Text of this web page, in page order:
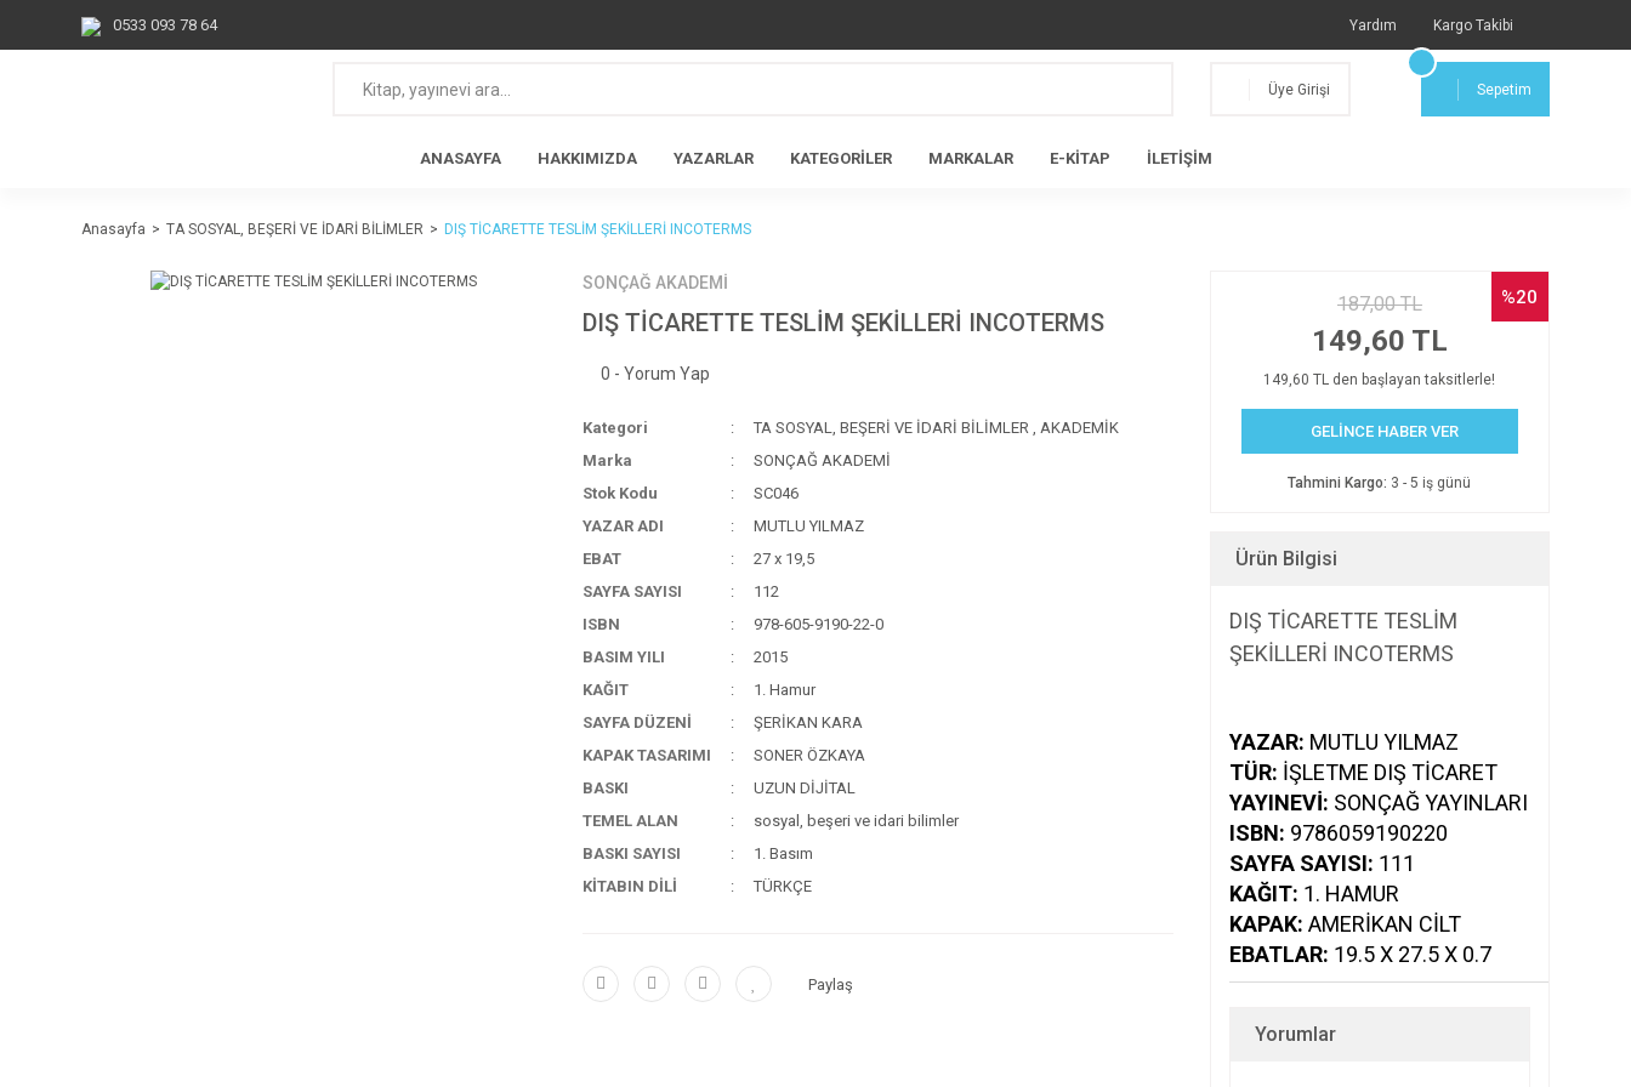
0533 093 78 64 Yardım Kargo Takibi
Üye Girişi Sepetim
ANASAYFA HAKKIMIZDA YAZARLAR KATEGORİLER MARKALAR E-KİTAP İLETİŞİM
Anasayfa TA SOSYAL, BEŞERİ VE İDARİ BİLİMLER DIŞ TİCARETTE TESLİM ŞEKİLLERİ INCOTERMS
SONÇAĞ AKADEMİ
DIŞ TİCARETTE TESLİM ŞEKİLLERİ INCOTERMS
0 - Yorum Yap
Kategori TA SOSYAL, BEŞERİ VE İDARİ BİLİMLER , AKADEMİK
Marka
SONÇAĞ AKADEMİ
Stok Kodu
SC046
YAZAR ADI
MUTLU YILMAZ
EBAT
27 x 19,5
SAYFA SAYISI
112
ISBN
978-605-9190-22-0
BASIM YILI
2015
KAĞIT
1. Hamur
SAYFA DÜZENİ
ŞERİKAN KARA
KAPAK TASARIMI
SONER ÖZKAYA
BASKI
UZUN DİJİTAL
TEMEL ALAN
sosyal, beşeri ve idari bilimler
BASKI SAYISI
1. Basım
KİTABIN DİLİ
TÜRKÇE
Paylaş
%20
187,00 TL
149,60 TL
149,60 TL den başlayan taksitlerle!
GELİNCE HABER VER
Tahmini Kargo: 3 - 5 iş günü
Ürün Bilgisi
DIŞ TİCARETTE TESLİM
ŞEKİLLERİ INCOTERMS
YAZAR: MUTLU YILMAZ
TÜR: İŞLETME DIŞ TICARET
YAYINEVI: SONÇAĞ YAYINLARI
ISBN: 9786059190220
SAYFA SAYISI: 111
KAĞIT: 1. HAMUR
KAPAK: AMERIKAN CILT
EBATLAR: 19.5 X 27.5 X 0.7
Yorumlar